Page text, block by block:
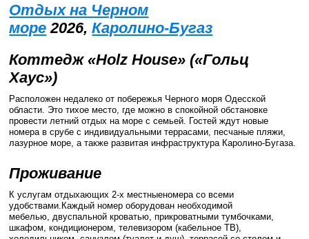
Отдых на Черном
море 2026,Каролино-Бугаз
Коттедж «Holz House» («Гольц
Хаус»)
Расположен недалеко от побережья Черного моря Одесской
области. Это тихое место, где можно в спокойной обстановке
провести летний отдых на море с семьей. Гостей ждут новые
номера в срубе с индивидуальными террасами, песчаные пляжи,
лазурное море, а также развитая инфраструктура Каролино-Бугаза.
Проживание
К услугам отдыхающих 2-х местныеномера со всеми
удобствами.Каждый номер оборудован необходимой
мебелью, двуспальной кроватью, прикроватными тумбочками,
шкафом, кондиционером, телевизором (кабельное ТВ),